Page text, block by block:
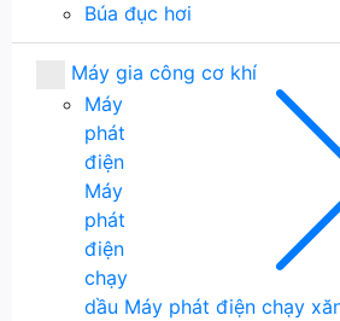
Búa đục hơi
Máy gia công cơ khí
Máy
phát
điện
Máy
phát
điện
chạy
dầu Máy phát điện chạy